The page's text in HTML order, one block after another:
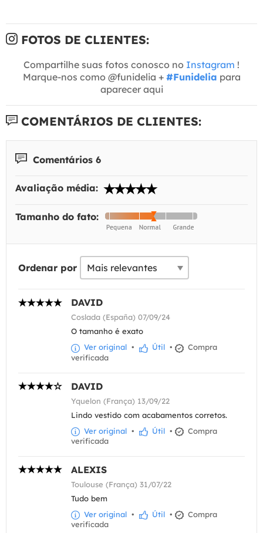
FOTOS DE CLIENTES:
Compartilhe suas fotos conosco no Instagram !
Marque-nos como @funidelia + #Funidelia para
aparecer aqui
COMENTÁRIOS DE CLIENTES:
Comentários 6
Avaliação média:
Tamanho do fato:
Ordenar por
DAVID
Coslada (España) 07/09/24
O tamanho é exato
Ver original • Útil •
Compra
verificada
DAVID
Yquelon (França) 13/09/22
Lindo vestido com acabamentos corretos.
Ver original • Útil •
Compra
verificada
ALEXIS
Toulouse (França) 31/07/22
Tudo bem
Ver original • Útil •
Compra
verificada